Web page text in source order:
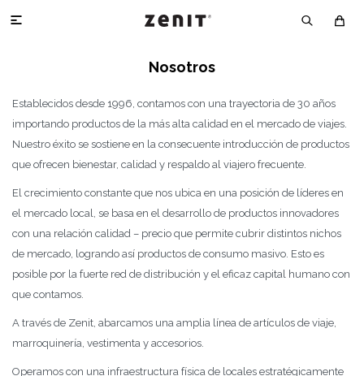

Nosotros
Establecidos desde 1996, contamos con una trayectoria de 30 años
importando productos de la más alta calidad en el mercado de viajes.
Nuestro éxito se sostiene en la consecuente introducción de productos
que ofrecen bienestar, calidad y respaldo al viajero frecuente.
El crecimiento constante que nos ubica en una posición de líderes en
el mercado local, se basa en el desarrollo de productos innovadores
con una relación calidad – precio que permite cubrir distintos nichos
de mercado, logrando así productos de consumo masivo. Esto es
posible por la fuerte red de distribución y el eficaz capital humano con
que contamos.
A través de Zenit, abarcamos una amplia línea de artículos de viaje,
marroquinería, vestimenta y accesorios.
Operamos con una infraestructura física de locales estratégicamente